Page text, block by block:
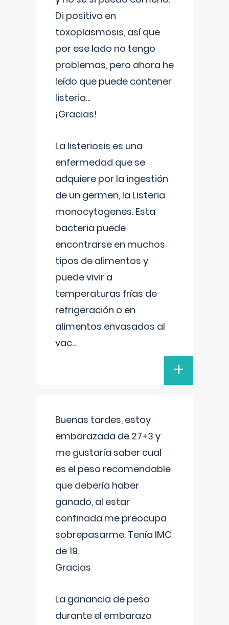
Di positivo en
toxoplasmosis, así que
por ese lado no tengo
problemas, pero ahora he
leído que puede contener
listeria...
¡Gracias!
La listeriosis es una
enfermedad que se
adquiere por la ingestión
de un germen, la Listeria
monocytogenes. Esta
bacteria puede
encontrarse en muchos
tipos de alimentos y
puede vivir a
temperaturas frías de
refrigeración o en
alimentos envasados al
vac...
+
Buenas tardes, estoy
embarazada de 27+3 y
me gustaría saber cual
es el peso recomendable
que debería haber
ganado, al estar
confinada me preocupa
sobrepasarme. Tenía IMC
de 19.
Gracias
La ganancia de peso
durante el embarazo